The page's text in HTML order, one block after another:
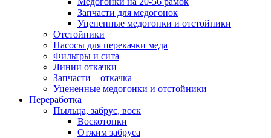
Запчасти для медогонок
Уцененные медогонки и отстойники
Отстойники
Насосы для перекачки меда
Фильтры и сита
Линии откачки
Запчасти – откачка
Уцененные медогонки и отстойники
Переработка
Пыльца, забрус, воск
Воскотопки
Отжим забруса